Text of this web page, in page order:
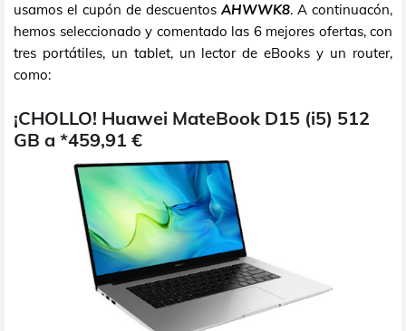
usamos el cupón de descuentos AHWWK8. A continuacón,
hemos seleccionado y comentado las 6 mejores ofertas, con
tres portátiles, un tablet, un lector de eBooks y un router,
como:
¡CHOLLO! Huawei MateBook D15 (i5) 512
GB a *459,91 €